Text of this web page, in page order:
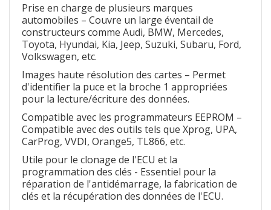
Prise en charge de plusieurs marques
automobiles – Couvre un large éventail de
constructeurs comme Audi, BMW, Mercedes,
Toyota, Hyundai, Kia, Jeep, Suzuki, Subaru, Ford,
Volkswagen, etc.
Images haute résolution des cartes – Permet
d'identifier la puce et la broche 1 appropriées
pour la lecture/écriture des données.
Compatible avec les programmateurs EEPROM –
Compatible avec des outils tels que Xprog, UPA,
CarProg, VVDI, Orange5, TL866, etc.
Utile pour le clonage de l'ECU et la
programmation des clés - Essentiel pour la
réparation de l'antidémarrage, la fabrication de
clés et la récupération des données de l'ECU.